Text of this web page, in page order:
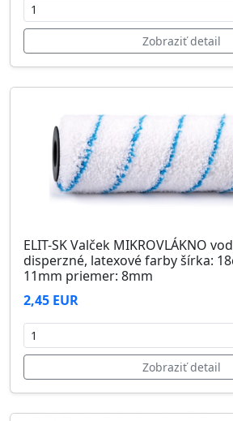
Zobraziť detail
ELIT-SK Valček MIKROVLÁKNO
disperzné, latexové farby šírka:
11mm priemer: 8mm
2,45 EUR
Zobraziť detail